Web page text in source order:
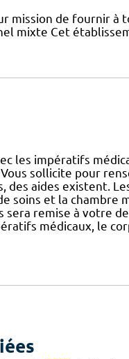
de fournir à
mixte Cet
les impératifs
sollicite pour
aides existent.
soins et la chambre
remise à votre
médicaux, le